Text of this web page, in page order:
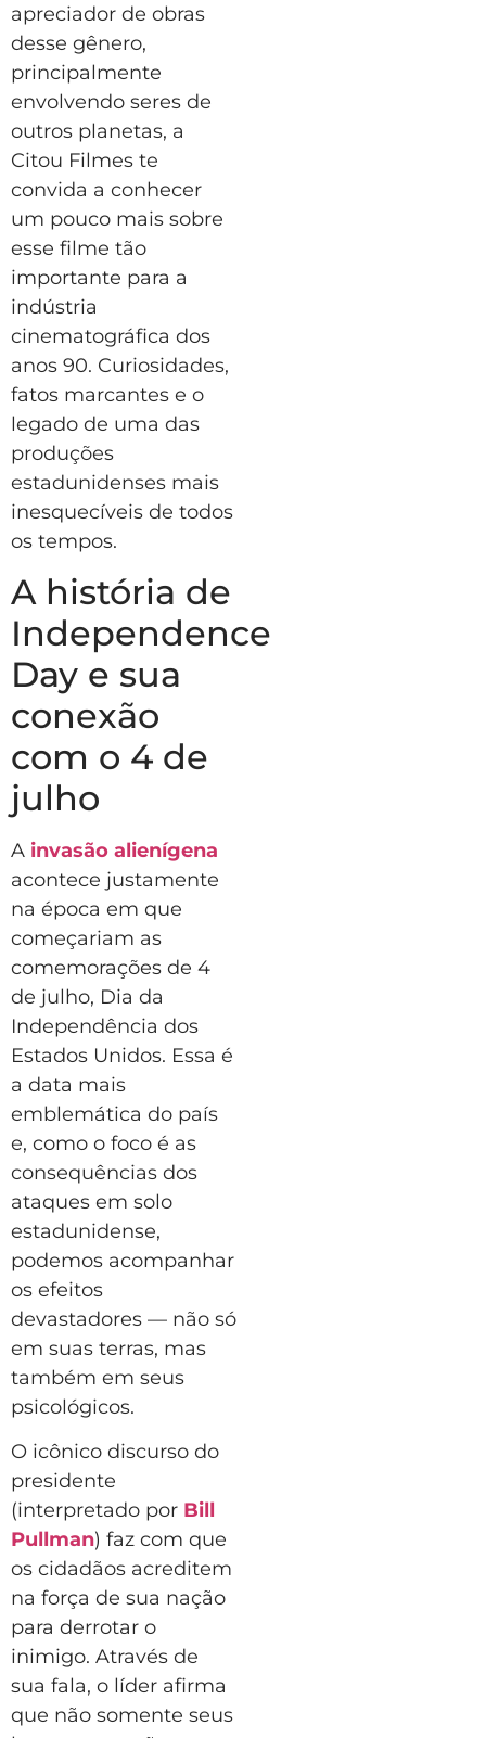
apreciador de obras
desse gênero,
principalmente
envolvendo seres de
outros planetas, a
Citou Filmes te
convida a conhecer
um pouco mais sobre
esse filme tão
importante para a
indústria
cinematográfica dos
anos 90. Curiosidades,
fatos marcantes e o
legado de uma das
produções
estadunidenses mais
inesquecíveis de todos
os tempos.
A história de
Independence
Day e sua
conexão
com o 4 de
julho
A invasão alienígena
acontece justamente
na época em que
começariam as
comemorações de 4
de julho, Dia da
Independência dos
Estados Unidos. Essa é
a data mais
emblemática do país
e, como o foco é as
consequências dos
ataques em solo
estadunidense,
podemos acompanhar
os efeitos
devastadores — não só
em suas terras, mas
também em seus
psicológicos.
O icônico discurso do
presidente
(interpretado por Bill
Pullman) faz com que
os cidadãos acreditem
na força de sua nação
para derrotar o
inimigo. Através de
sua fala, o líder afirma
que não somente seus